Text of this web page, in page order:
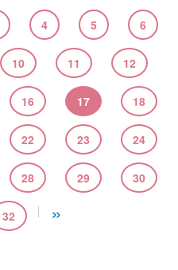
4 5 6
10 11 12
16 17 18
22 23 24
28 29 30
32 »